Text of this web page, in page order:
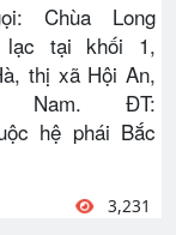
Chùa Long
lạc tại khối 1,
thị xã Hội An,
Nam. ĐT:
hệ phái Bắc
3,231